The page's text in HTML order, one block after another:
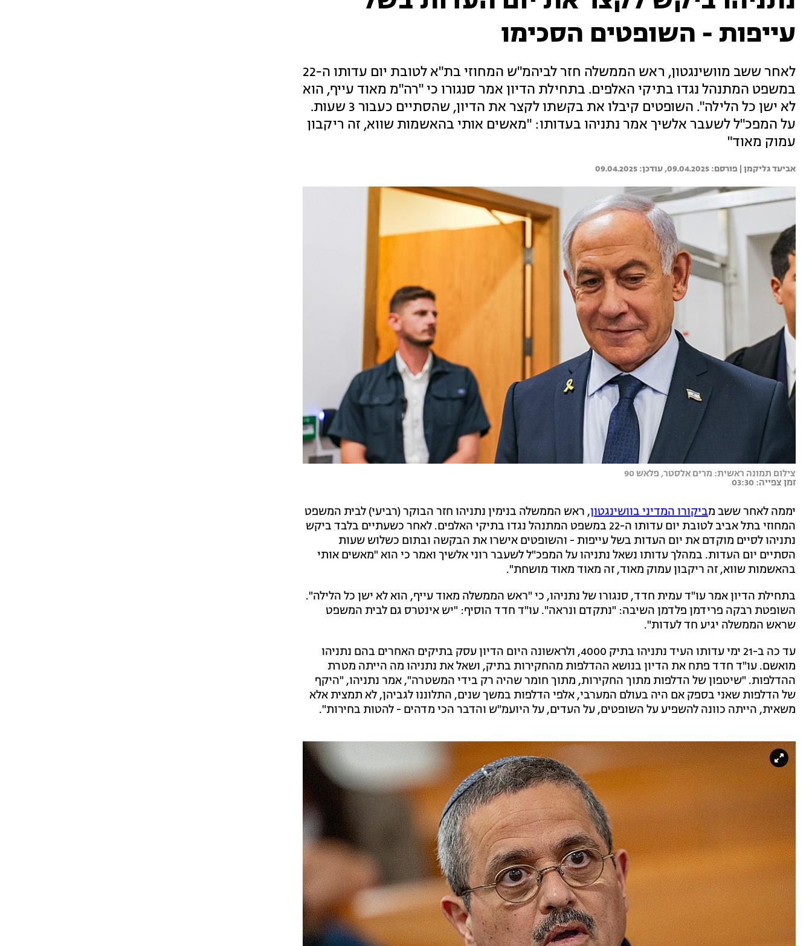
עייפות - השופטים הסכימו
לאחר ששב מוושינגטון, ראש הממשלה חזר לביהמ"ש המחוזי בת"א לטובת יום עדותו ה-22
במשפט המתנהל נגדו בתיקי האלפים. בתחילת הדיון אמר סנגורו כי "רה"מ מאוד עייף, הוא
לא ישן כל הלילה". השופטים קיבלו את בקשתו לקצר את הדיון, שהסתיים כעבור 3 שעות.
על המפכ"ל לשעבר אלשיך אמר נתניהו בעדותו: "מאשים אותי בהאשמות שווא, זה ריקבון
עמוק מאוד"
אביעד גליקמן | 09.04.2025
09.04.2025
צילום תמונה ראשית: מרים אלסטר, פלאש 90
זמן צפייה: 03:30
יממה לאחר ששב מביקורו המדיני בוושינגטון, ראש הממשלה בנימין נתניהו חזר הבוקר (רביעי) לבית המשפט
המחוזי בתל אביב לטובת יום עדותו ה-22 במשפט המתנהל נגדו בתיקי האלפים. לאחר כשעתיים בלבד ביקש
נתניהו לסיים מוקדם את יום העדות בשל עייפות - והשופטים אישרו את הבקשה ובתום כשלוש שעות
הסתיים יום העדות. במהלך עדותו נשאל נתניהו על המפכ"ל לשעבר רוני אלשיך ואמר כי הוא "מאשים אותי
בהאשמות שווא, זה ריקבון עמוק מאוד, זה מאוד מאוד מושחת".
בתחילת הדיון אמר עו"ד עמית חדד, סנגורו של נתניהו, כי "ראש הממשלה מאוד עייף, הוא לא ישן כל הלילה".
השופטת רבקה פרידמן פלדמן השיבה: "נתקדם ונראה". עו"ד חדד הוסיף: "יש אינטרס גם לבית המשפט
שראש הממשלה יגיע חד לעדות".
עד כה ב-21 ימי עדותו העיד נתניהו בתיק 4000, ולראשונה היום הדיון עסק בתיקים האחרים בהם נתניהו
מואשם. עו"ד חדד פתח את הדיון בנושא ההדלפות מהחקירות בתיק, ושאל את נתניהו מה הייתה מטרת
ההדלפות. "שיטפון של הדלפות מתוך החקירות, מתוך חומר שהיה רק בידי המשטרה", אמר נתניהו, "היקף
של הדלפות שאני בספק אם היה בעולם המערבי, אלפי הדלפות במשך שנים, התלוננו לגביהן, לא תמצית אלא
משאית, הייתה כוונה להשפיע על השופטים, על העדים, על היועמ"ש והדבר הכי מדהים - להטות בחירות".